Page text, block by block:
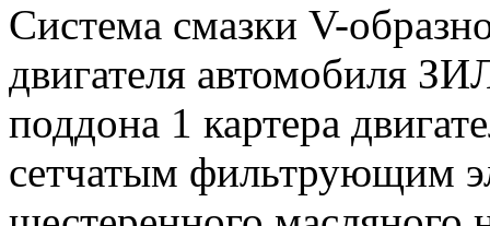
Система смазки V-
двигателя автомобиля
поддона 1 картера
сетчатым фильтрующим